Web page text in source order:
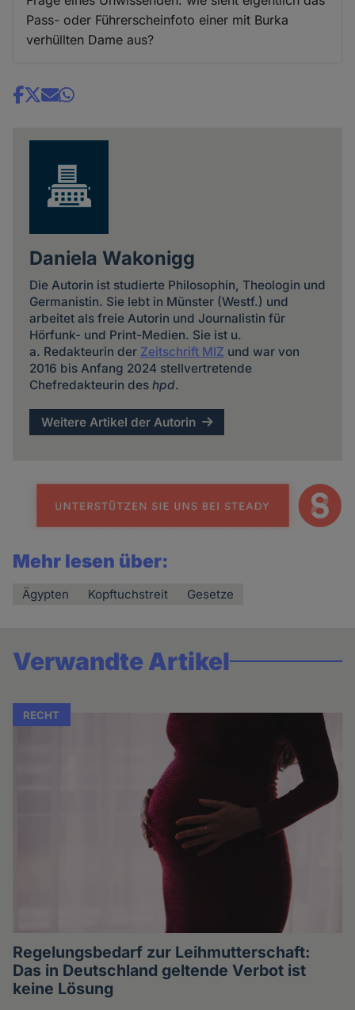
Pass- oder Führerscheinfoto einer mit Burka
verhüllten Dame aus?
Share
Daniela Wakonigg
Die Autorin ist studierte Philosophin, Theologin und
Germanistin. Sie lebt in Münster (Westf.) und
arbeitet als freie Autorin und Journalistin für
Hörfunk- und Print-Medien. Sie ist u.
a. Redakteurin der Zeitschrift MIZ und war von
2016 bis Anfang 2024 stellvertretende
Chefredakteurin des hpd.
Weitere Artikel der Autorin
Mehr lesen über:
Ägypten Kopftuchstreit Gesetze
Verwandte Artikel
RECHT
Regelungsbedarf zur Leihmutterschaft:
Das in Deutschland geltende Verbot ist
keine Lösung